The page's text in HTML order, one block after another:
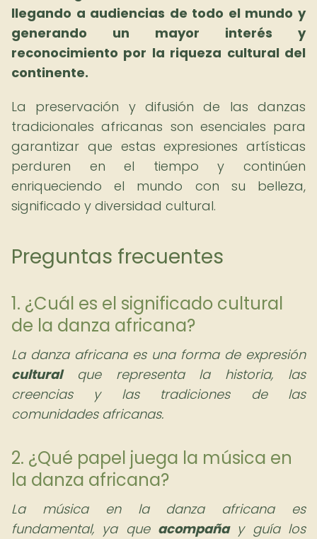
llegando a audiencias de todo el mundo y
generando un mayor interés y
reconocimiento por la riqueza cultural del
continente.
La preservación y difusión de las danzas
tradicionales africanas son esenciales para
garantizar que estas expresiones artísticas
perduren en el tiempo y continúen
enriqueciendo el mundo con su belleza,
significado y diversidad cultural.
Preguntas frecuentes
1. ¿Cuál es el significado cultural
de la danza africana?
La danza africana es una forma de expresión
culturalque representa la historia, las
creencias y las tradiciones de las
comunidades africanas.
2. ¿Qué papel juega la música en
la danza africana?
La música en la danza africana es
fundamental, ya que acompañay guía los